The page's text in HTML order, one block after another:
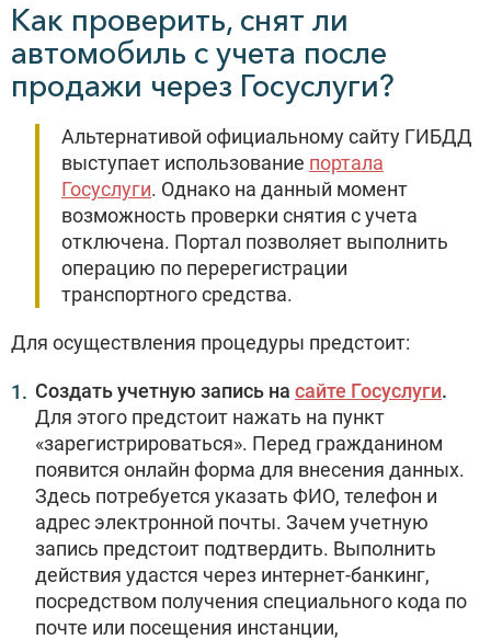
Как проверить, снят ли
автомобиль с учета после
продажи через Госуслуги?
Альтернативой официальному сайту ГИБДД
выступает использование портала
Госуслуги. Однако на данный момент
возможность проверки снятия с учета
отключена. Портал позволяет выполнить
операцию по перерегистрации
транспортного средства.
Для осуществления процедуры предстоит:
Создать учетную запись на сайте Госуслуги.
Для этого предстоит нажать на пункт
«зарегистрироваться». Перед гражданином
появится онлайн форма для внесения данных.
Здесь потребуется указать ФИО, телефон и
адрес электронной почты. Зачем учетную
запись предстоит подтвердить. Выполнить
действия удастся через интернет-банкинг,
посредством получения специального кода по
почте или посещения инстанции,